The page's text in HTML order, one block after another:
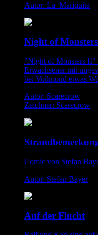
Autor: La_Mariquita
Night of
"Night of Monsters II"
Erwachsener mit
bei Vollmond etwas
Autor: Scarecrow
Zeichner: Scarecrow
Comic von Stefan
Autor: Stefan Bayer
Auf der Flucht